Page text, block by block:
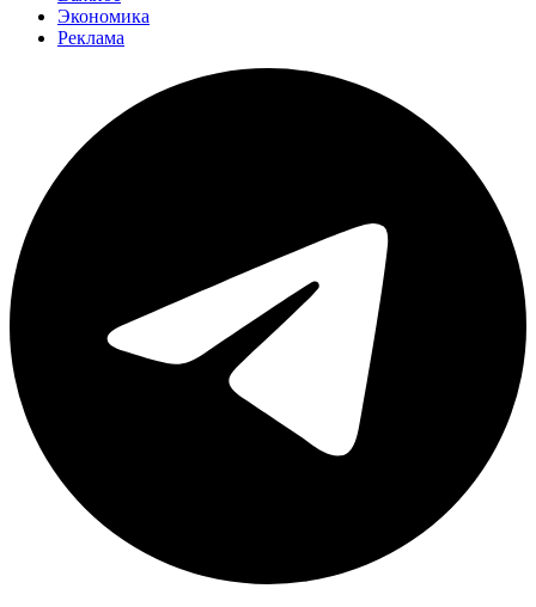
Экономика
Реклама